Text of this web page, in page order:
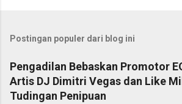
Postingan populer dari blog ini
Pengadilan Bebaskan Promotor
Artis DJ Dimitri Vegas dan Like
Tudingan Penipuan